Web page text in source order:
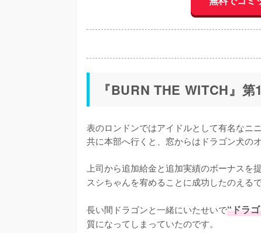
『BURN THE WITCH』
表のロンドンではアイドルとして有名なニ
共に本部へ行くと、窓からはドラゴン犬の
上司から追加給金と追加実績のボーナスを
スシちゃんを宥めることに成功したのえる
長い間ドラゴンと一緒にいたせいで“ドラ
質になってしまっていたのです。